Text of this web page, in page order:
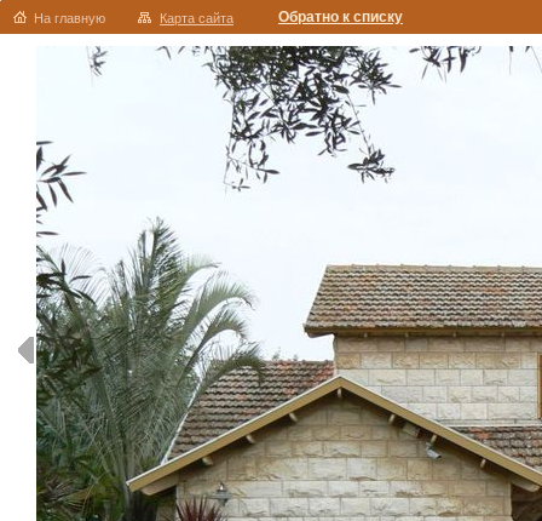
На главную Карта сайта Обратно к списку